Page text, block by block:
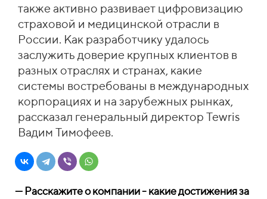
также активно развивает цифровизацию
страховой и медицинской отрасли в
России. Как разработчику удалось
заслужить доверие крупных клиентов в
разных отраслях и странах, какие
системы востребованы в международных
корпорациях и на зарубежных рынках,
рассказал генеральный директор Tewris
Вадим Тимофеев.
— Расскажите о компании - какие достижения за